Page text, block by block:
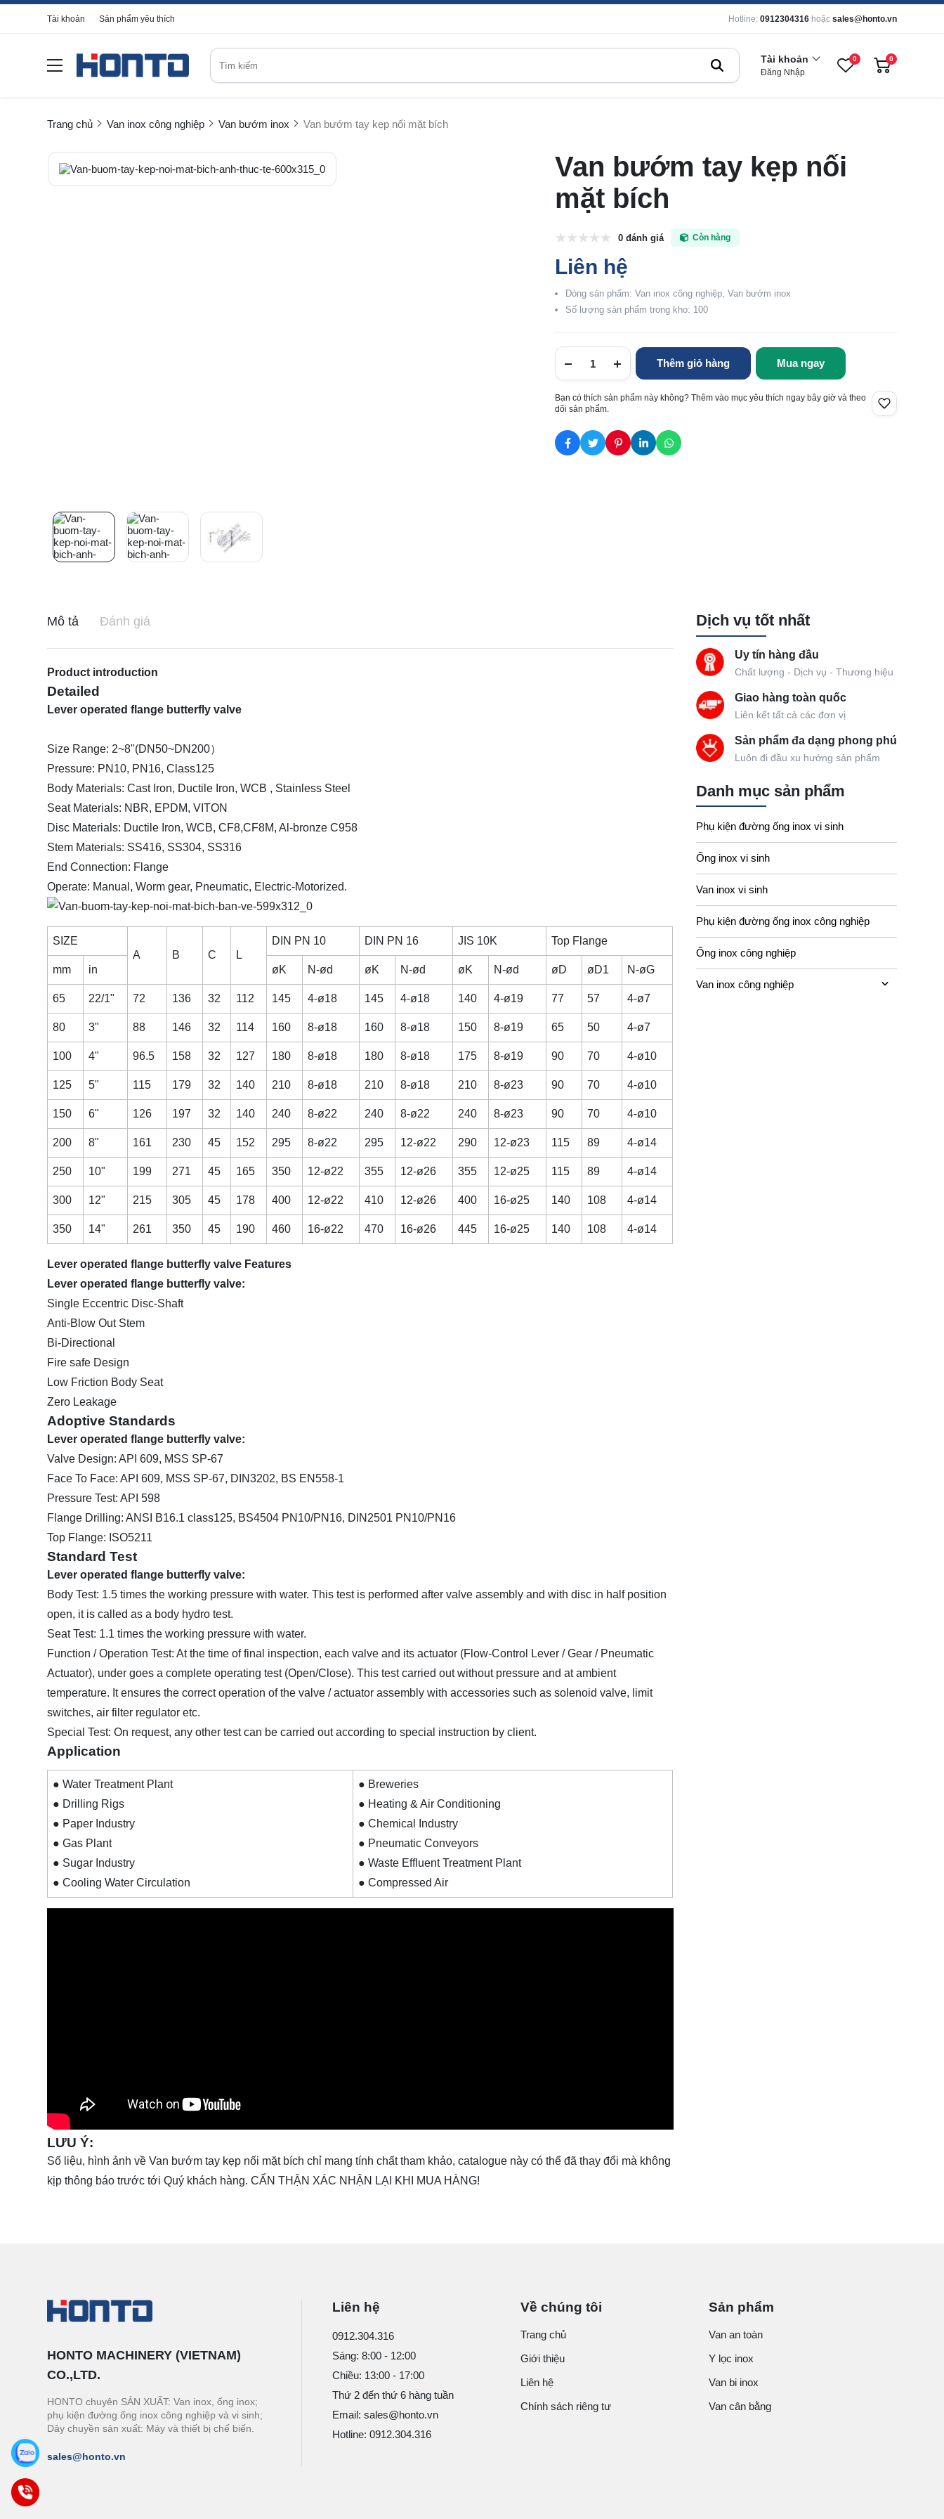
Tài khoản Sản phẩm yêu thích Hotline: 0912304316 hoặc sales@honto.vn
Tài khoản
Đăng Nhập
0 0
Trang chủ Van inox công nghiệp Van bướm inox Van bướm tay kẹp nối mặt bích
Van bướm tay kẹp nối
mặt bích
0 đánh giá Còn hàng
Liên hệ
Dòng sản phẩm: Van inox công nghiệp, Van bướm inox
Số lượng sản phẩm trong kho: 100
Thêm giỏ hàng Mua ngay
Bạn có thích sản phẩm này không? Thêm vào mục yêu thích ngay bây giờ và theo
dõi sản phẩm.
Mô tả Đánh giá
Product introduction
Detailed
Lever operated flange butterfly valve
Size Range: 2~8"(DN50~DN200）
Pressure: PN10, PN16, Class125
Body Materials: Cast Iron, Ductile Iron, WCB , Stainless Steel
Seat Materials: NBR, EPDM, VITON
Disc Materials: Ductile Iron, WCB, CF8,CF8M, Al-bronze C958
Stem Materials: SS416, SS304, SS316
End Connection: Flange
Operate: Manual, Worm gear, Pneumatic, Electric-Motorized.
SIZE
A
B C L
DIN PN 10 DIN PN 16 JIS 10K Top Flange
mm in øK N-ød øK N-ød øK N-ød øD øD1 N-øG
65 22/1" 72 136 32 112 145 4-ø18 145 4-ø18 140 4-ø19 77 57 4-ø7
80 3" 88 146 32 114 160 8-ø18 160 8-ø18 150 8-ø19 65 50 4-ø7
100 4" 96.5 158 32 127 180 8-ø18 180 8-ø18 175 8-ø19 90 70 4-ø10
125 5" 115 179 32 140 210 8-ø18 210 8-ø18 210 8-ø23 90 70 4-ø10
150 6" 126 197 32 140 240 8-ø22 240 8-ø22 240 8-ø23 90 70 4-ø10
200 8" 161 230 45 152 295 8-ø22 295 12-ø22 290 12-ø23 115 89 4-ø14
250 10" 199 271 45 165 350 12-ø22 355 12-ø26 355 12-ø25 115 89 4-ø14
300 12" 215 305 45 178 400 12-ø22 410 12-ø26 400 16-ø25 140 108 4-ø14
350 14" 261 350 45 190 460 16-ø22 470 16-ø26 445 16-ø25 140 108 4-ø14
Lever operated flange butterfly valve Features
Lever operated flange butterfly valve:
Single Eccentric Disc-Shaft
Anti-Blow Out Stem
Bi-Directional
Fire safe Design
Low Friction Body Seat
Zero Leakage
Adoptive Standards
Lever operated flange butterfly valve:
Valve Design: API 609, MSS SP-67
Face To Face: API 609, MSS SP-67, DIN3202, BS EN558-1
Pressure Test: API 598
Flange Drilling: ANSI B16.1 class125, BS4504 PN10/PN16, DIN2501 PN10/PN16
Top Flange: ISO5211
Standard Test
Lever operated flange butterfly valve:
Body Test: 1.5 times the working pressure with water. This test is performed after valve assembly and with disc in half position
open, it is called as a body hydro test.
Seat Test: 1.1 times the working pressure with water.
Function / Operation Test: At the time of final inspection, each valve and its actuator (Flow-Control Lever / Gear / Pneumatic
Actuator), under goes a complete operating test (Open/Close). This test carried out without pressure and at ambient
temperature. It ensures the correct operation of the valve / actuator assembly with accessories such as solenoid valve, limit
switches, air filter regulator etc.
Special Test: On request, any other test can be carried out according to special instruction by client.
Application
● Water Treatment Plant
● Drilling Rigs
● Paper Industry
● Gas Plant
● Sugar Industry
● Cooling Water Circulation
● Breweries
● Heating & Air Conditioning
● Chemical Industry
● Pneumatic Conveyors
● Waste Effluent Treatment Plant
● Compressed Air
LƯU Ý:
Số liệu, hình ảnh về Van bướm tay kẹp nối mặt bích chỉ mang tính chất tham khảo, catalogue này có thể đã thay đổi mà không
kịp thông báo trước tới Quý khách hàng. CẨN THẬN XÁC NHẬN LẠI KHI MUA HÀNG!
Dịch vụ tốt nhất
Uy tín hàng đầu
Chất lượng - Dịch vụ - Thương hiệu
Giao hàng toàn quốc
Liên kết tất cả các đơn vị
Sản phẩm đa dạng phong phú
Luôn đi đầu xu hướng sản phẩm
Danh mục sản phẩm
Phụ kiện đường ống inox vi sinh
Ống inox vi sinh
Van inox vi sinh
Phụ kiện đường ống inox công nghiệp
Ống inox công nghiệp
Van inox công nghiệp
HONTO MACHINERY (VIETNAM)
CO.,LTD.
HONTO chuyên SẢN XUẤT: Van inox, ống inox;
phụ kiện đường ống inox công nghiệp và vi sinh;
Dây chuyền sản xuất: Máy và thiết bị chế biến.
sales@honto.vn
Liên hệ
0912.304.316
Sáng: 8:00 - 12:00
Chiều: 13:00 - 17:00
Thứ 2 đến thứ 6 hàng tuần
Email: sales@honto.vn
Hotline: 0912.304.316
Về chúng tôi
Trang chủ
Giới thiệu
Liên hệ
Chính sách riêng tư
Sản phẩm
Van an toàn
Y lọc inox
Van bi inox
Van cân bằng